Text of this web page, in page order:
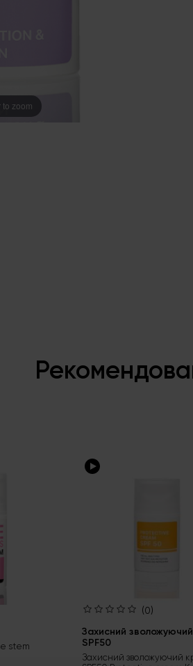
to zoom
stem
(0)
Захисний
SPF50
Захисний зволожуючий